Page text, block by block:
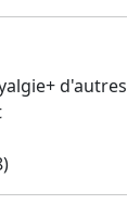
d'autres